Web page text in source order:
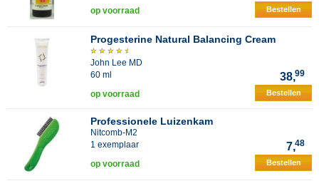
op voorraad Bestellen
Progesterine Natural Balancing Cream
John Lee MD
60 ml
38,99
op voorraad Bestellen
Professionele Luizenkam
Nitcomb-M2
1 exemplaar
7,48
op voorraad Bestellen